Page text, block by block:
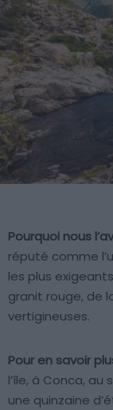
Pourquoi nous
réputé comme
les plus
granit rouge, de
vertigineuses.
Pour en savoir
l’île, à Conca, au
une quinzaine